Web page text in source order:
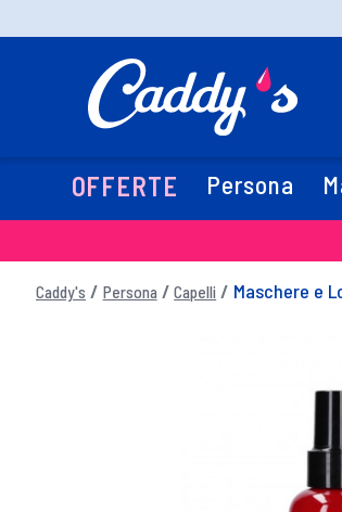
OFFERTE Persona
Caddy's Persona Capelli Maschere e